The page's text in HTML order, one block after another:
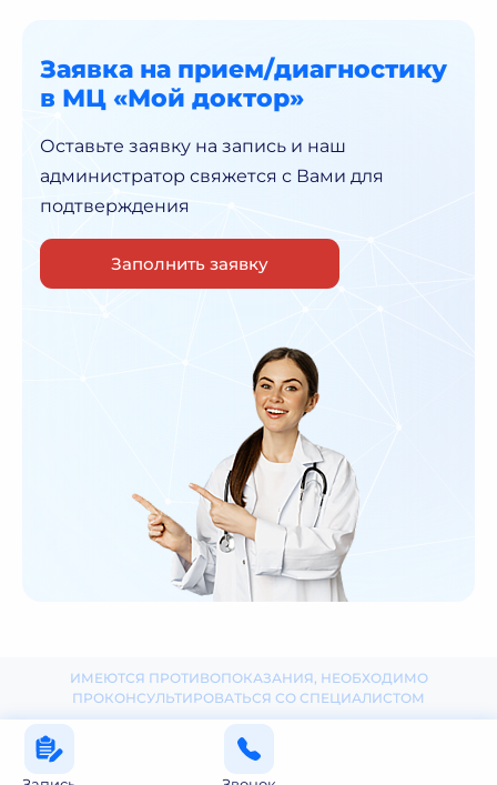
Заявка на прием/диагностику
в МЦ «Мой доктор»
Оставьте заявку на запись и наш
администратор свяжется с Вами для
подтверждения
Заполнить заявку
ИМЕЮТСЯ ПРОТИВОПОКАЗАНИЯ, НЕОБХОДИМО
ПРОКОНСУЛЬТИРОВАТЬСЯ СО СПЕЦИАЛИСТОМ